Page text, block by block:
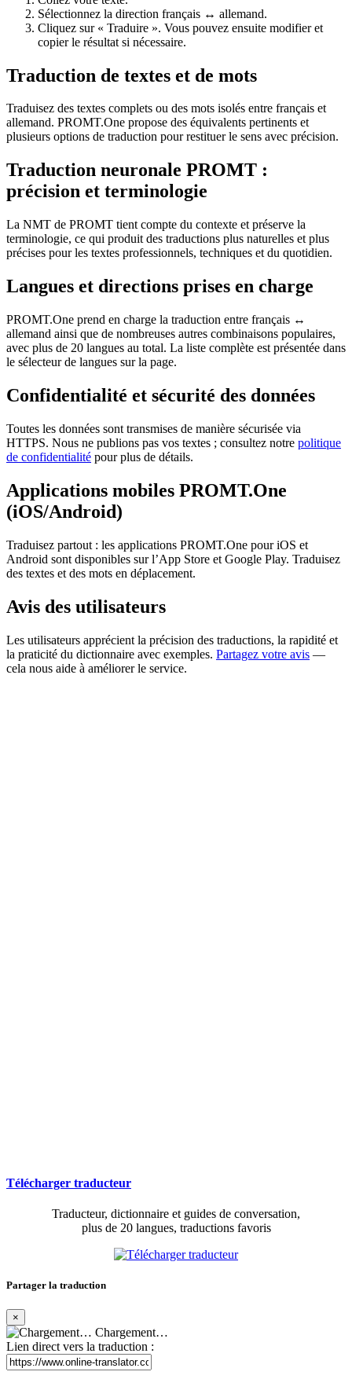
Sélectionnez la direction français ↔ allemand.
Cliquez sur « Traduire ». Vous pouvez ensuite modifier et
copier le résultat si nécessaire.
Traduction de textes et de mots
Traduisez des textes complets ou des mots isolés entre français et
allemand. PROMT.One propose des équivalents pertinents et
plusieurs options de traduction pour restituer le sens avec précision.
Traduction neuronale PROMT :
précision et terminologie
La NMT de PROMT tient compte du contexte et préserve la
terminologie, ce qui produit des traductions plus naturelles et plus
précises pour les textes professionnels, techniques et du quotidien.
Langues et directions prises en charge
PROMT.One prend en charge la traduction entre français ↔
allemand ainsi que de nombreuses autres combinaisons populaires,
avec plus de 20 langues au total. La liste complète est présentée dans
le sélecteur de langues sur la page.
Confidentialité et sécurité des données
Toutes les données sont transmises de manière sécurisée via
HTTPS. Nous ne publions pas vos textes ; consultez notre politique
de confidentialité pour plus de détails.
Applications mobiles PROMT.One
(iOS/Android)
Traduisez partout : les applications PROMT.One pour iOS et
Android sont disponibles sur l’App Store et Google Play. Traduisez
des textes et des mots en déplacement.
Avis des utilisateurs
Les utilisateurs apprécient la précision des traductions, la rapidité et
la praticité du dictionnaire avec exemples. Partagez votre avis —
cela nous aide à améliorer le service.
Télécharger traducteur
Traducteur, dictionnaire et guides de conversation,
plus de 20 langues, traductions favoris
Partager la traduction
×
Chargement…
Lien direct vers la traduction :